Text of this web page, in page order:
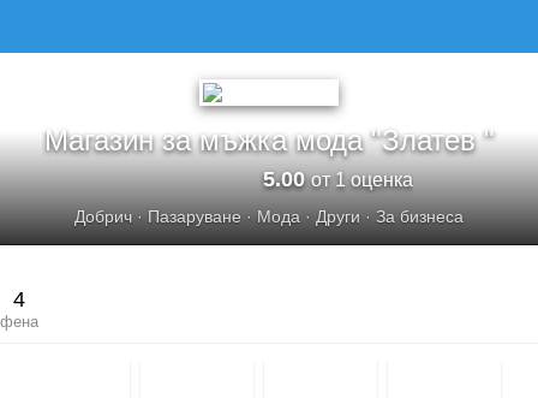
Магазин за мъжка мода "Златев "
5.00от 1 оценка
Добрич· Пазаруване · Мода · Други · За бизнеса
4
фена